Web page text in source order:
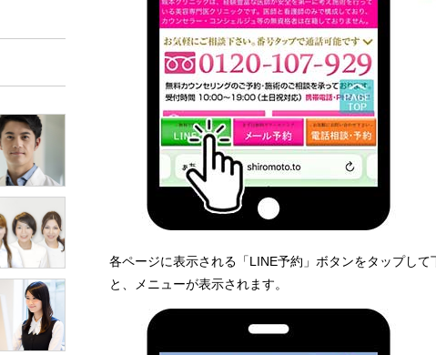
各ページに表示される「LINE予約」ボタンをタップし
と、メニューが表示されます。